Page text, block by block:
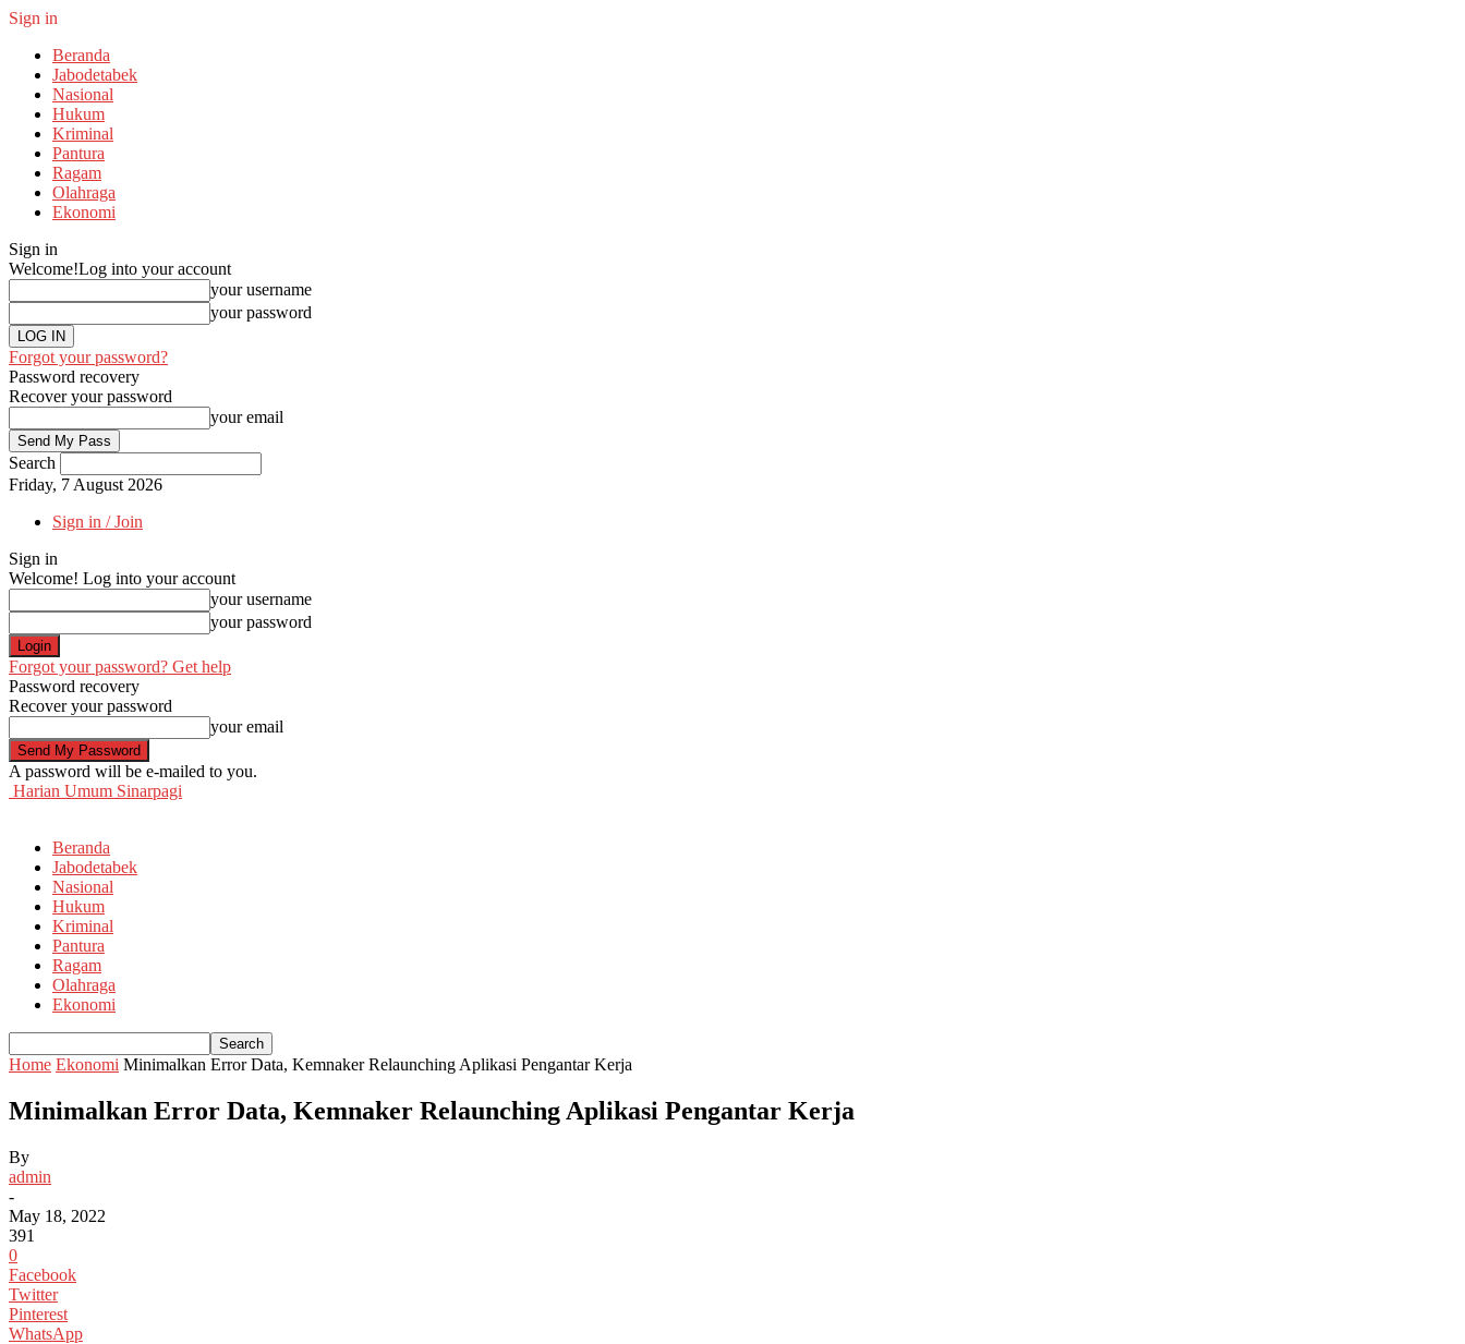
Sign in
Beranda
Jabodetabek
Nasional
Hukum
Kriminal
Pantura
Ragam
Olahraga
Ekonomi
Sign in
Welcome!Log into your account
your username
your password
Forgot your password?
Password recovery
Recover your password
your email
Search
Friday, 7 August 2026
Sign in / Join
Sign in
Welcome! Log into your account
your username
your password
Forgot your password? Get help
Password recovery
Recover your password
your email
A password will be e-mailed to you.
Harian Umum Sinarpagi
Beranda
Jabodetabek
Nasional
Hukum
Kriminal
Pantura
Ragam
Olahraga
Ekonomi
Home Ekonomi Minimalkan Error Data, Kemnaker Relaunching Aplikasi Pengantar Kerja
Minimalkan Error Data, Kemnaker Relaunching Aplikasi Pengantar Kerja
By
admin
-
May 18, 2022
391
0
Facebook
Twitter
Pinterest
WhatsApp